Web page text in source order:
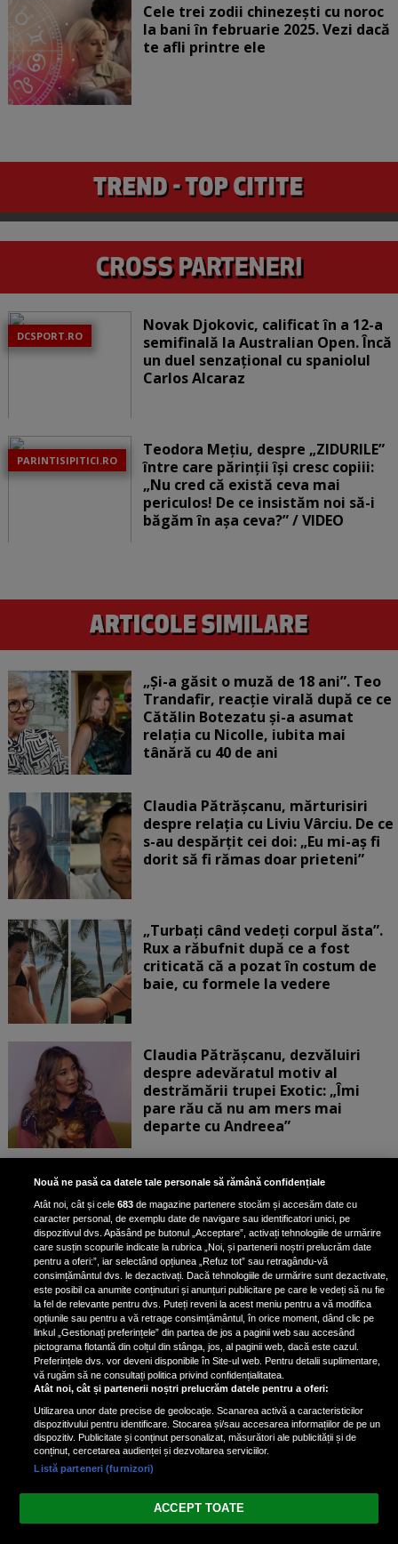
Cele trei zodii chinezești cu noroc
la bani în februarie 2025. Vezi dacă
te afli printre ele
DCSPORT.RO
Novak Djokovic, calificat în a 12-a
semifinală la Australian Open. Încă
un duel senzațional cu spaniolul
Carlos Alcaraz
PARINTISIPITICI.RO
Teodora Mețiu, despre „ZIDURILE”
între care părinții își cresc copiii:
„Nu cred că există ceva mai
periculos! De ce insistăm noi să-i
băgăm în așa ceva?” / VIDEO
„Și-a găsit o muză de 18 ani”. Teo
Trandafir, reacție virală după ce ce
Cătălin Botezatu și-a asumat
relația cu Nicolle, iubita mai
tânără cu 40 de ani
Claudia Pătrășcanu, mărturisiri
despre relația cu Liviu Vârciu. De ce
s-au despărțit cei doi: „Eu mi-aș fi
dorit să fi rămas doar prieteni”
„Turbați când vedeți corpul ăsta”.
Rux a răbufnit după ce a fost
criticată că a pozat în costum de
baie, cu formele la vedere
Claudia Pătrășcanu, dezvăluiri
despre adevăratul motiv al
destrămării trupei Exotic: „Îmi
pare rău că nu am mers mai
departe cu Andreea”
Scene incredibile! Ilinca Vandici a
pus mâna pe aparatul de
fotografiat al unui paparazzo și i l-
a aruncat la gunoi: „S-a dus la
poliție. Nu mai aveam aer”
Oana Moșneagu, mărturisiri
despre începutul relației cu Vlad
Gherman: „Eu am fost îngrozită de
aceasta posibilă relație”
Nouă ne pasă ca datele tale personale să rămână confidențiale
Atât noi, cât și cele683 de magazine partenere stocăm și accesăm date cu
caracter personal, de exemplu date de navigare sau identificatori unici, pe
dispozitivul dvs. Apăsând pe butonul „Acceptare”, activați tehnologiile de urmărire
care susțin scopurile indicate la rubrica „Noi, și partenerii noștri prelucrăm date
pentru a oferi:”, iar selectând opțiunea „Refuz tot” sau retragându-vă
consimțământul dvs. le dezactivați. Dacă tehnologiile de urmărire sunt dezactivate,
este posibil ca anumite conținuturi și anunțuri publicitare pe care le vedeți să nu fie
la fel de relevante pentru dvs. Puteți reveni la acest meniu pentru a vă modifica
opțiunile sau pentru a vă retrage consimțământul, în orice moment, dând clic pe
linkul „Gestionați preferințele” din partea de jos a paginii web sau accesând
pictograma flotantă din colțul din stânga, jos, al paginii web, dacă este cazul.
Preferințele dvs. vor deveni disponibile în Site-ul web. Pentru detalii suplimentare,
vă rugăm să ne consultați politica privind confidențialitatea.
Atât noi, cât și partenerii noștri prelucrăm datele pentru a oferi:
Utilizarea unor date precise de geolocație. Scanarea activă a caracteristicilor
dispozitivului pentru identificare. Stocarea și/sau accesarea informațiilor de pe un
dispozitiv. Publicitate și conținut personalizat, măsurători ale publicității și de
conținut, cercetarea audienței și dezvoltarea serviciilor.
Listă parteneri (furnizori)
ACCEPT TOATE